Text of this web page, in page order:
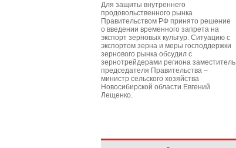
Для защиты внутреннего
продовольственного рынка
Правительством РФ принято решение
о введении временного запрета на
экспорт зерновых культур. Ситуацию с
экспортом зерна и меры господдержки
зернового рынка обсудил с
зернотрейдерами региона заместитель
председателя Правительства –
министр сельского хозяйства
Новосибирской области Евгений
Лещенко.